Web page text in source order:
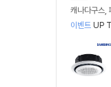
캐나다구스,
이벤트 UP